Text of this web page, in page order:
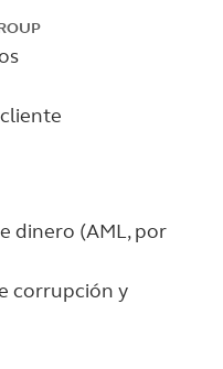
dinero (AML, por
corrupción y